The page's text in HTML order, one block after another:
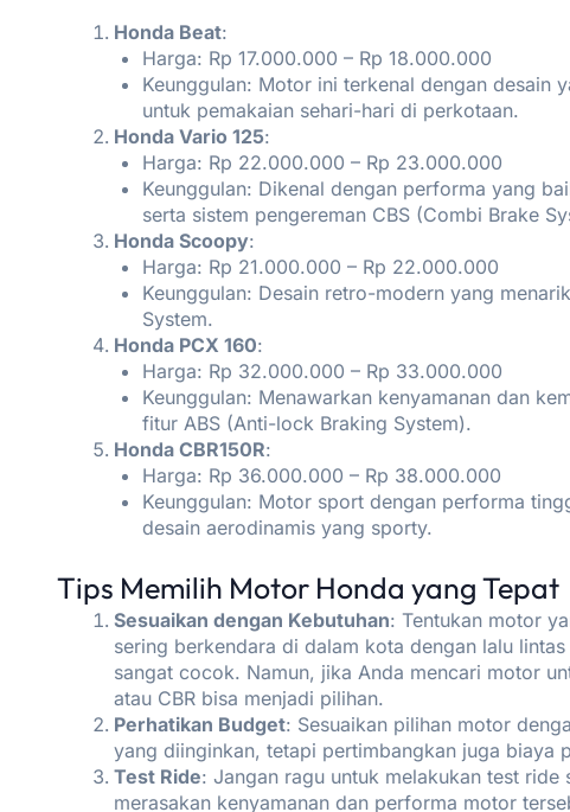
Honda Beat:
Harga: Rp 17.000.000 – Rp 18.000.000
Keunggulan: Motor ini terkenal dengan desain
untuk pemakaian sehari-hari di perkotaan.
Honda Vario 125:
Harga: Rp 22.000.000 – Rp 23.000.000
Keunggulan: Dikenal dengan performa yang
serta sistem pengereman CBS (Combi Brake
Honda Scoopy:
Harga: Rp 21.000.000 – Rp 22.000.000
Keunggulan: Desain retro-modern yang
System.
Honda PCX 160:
Harga: Rp 32.000.000 – Rp 33.000.000
Keunggulan: Menawarkan kenyamanan dan
fitur ABS (Anti-lock Braking System).
Honda CBR150R:
Harga: Rp 36.000.000 – Rp 38.000.000
Keunggulan: Motor sport dengan performa
desain aerodinamis yang sporty.
Tips Memilih Motor Honda yang Tepat
Sesuaikan dengan Kebutuhan: Tentukan motor
sering berkendara di dalam kota dengan lalu
sangat cocok. Namun, jika Anda mencari motor
atau CBR bisa menjadi pilihan.
Perhatikan Budget: Sesuaikan pilihan motor
yang diinginkan, tetapi pertimbangkan juga biaya
Test Ride: Jangan ragu untuk melakukan test
merasakan kenyamanan dan performa motor